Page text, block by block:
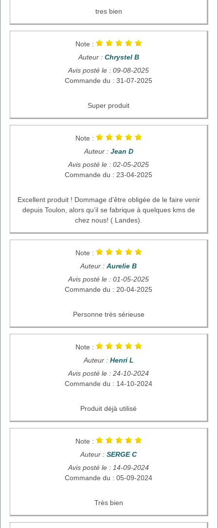
tres bien
Note :
Auteur : Chrystel B
Avis posté le : 09-08-2025
Commande du : 31-07-2025
Super produit
Note :
Auteur : Jean D
Avis posté le : 02-05-2025
Commande du : 23-04-2025
Excellent produit ! Dommage d’être obligée de le faire venir
depuis Toulon, alors qu’il se fabrique à quelques kms de
chez nous! ( Landes).
Note :
Auteur : Aurelie B
Avis posté le : 01-05-2025
Commande du : 20-04-2025
Personne très sérieuse
Note :
Auteur : Henri L
Avis posté le : 24-10-2024
Commande du : 14-10-2024
Produit déjà utilisé
Note :
Auteur : SERGE C
Avis posté le : 14-09-2024
Commande du : 05-09-2024
Très bien